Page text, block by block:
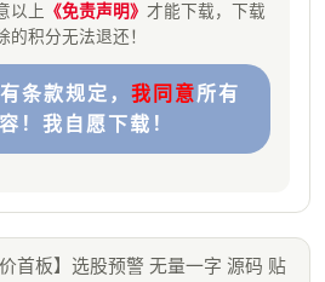
以上 《免责声明》 才能下载，下载
的积分无法退还！
条款规定， 我同意所有
！我自愿下载！
首板】选股预警 无量一字 源码 贴